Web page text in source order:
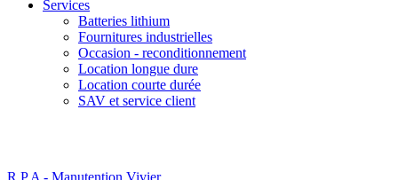
Services
Batteries lithium
Fournitures industrielles
Occasion - reconditionnement
Location longue dure
Location courte durée
SAV et service client
R.P.A - Manutention Vivier